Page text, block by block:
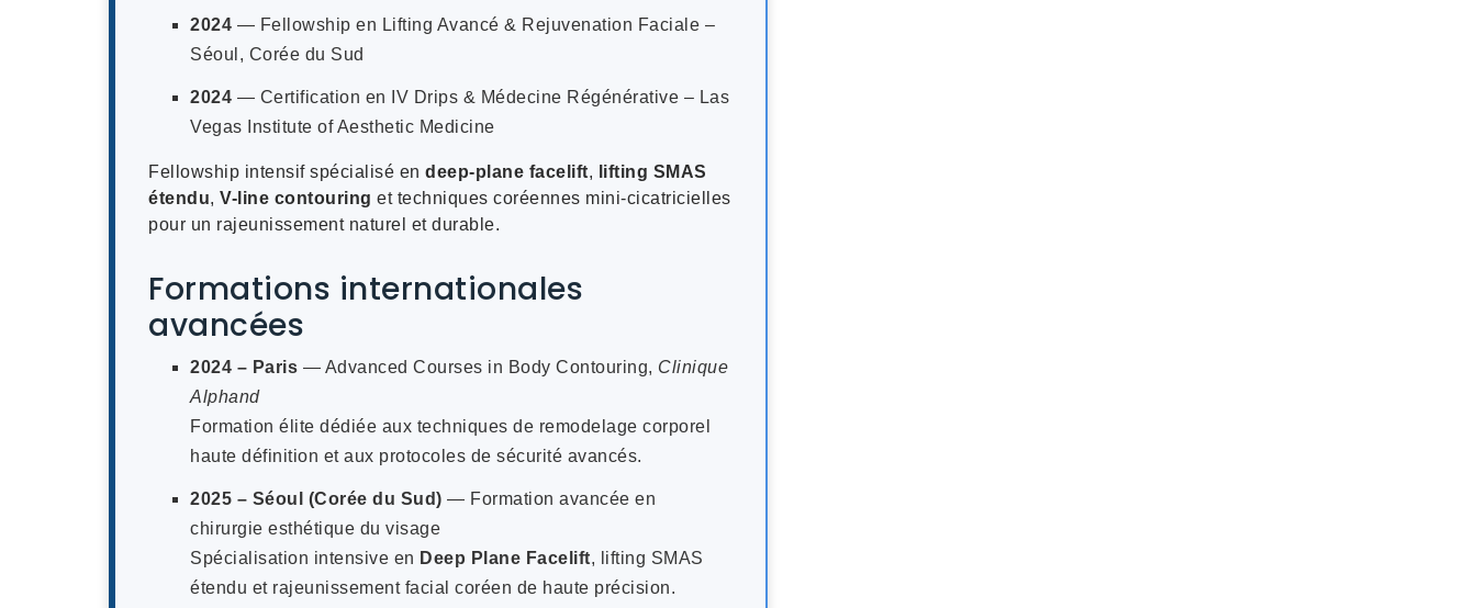
2024 — Fellowship en Lifting Avancé & Rejuvenation Faciale –
Séoul, Corée du Sud
2024 — Certification en IV Drips & Médecine Régénérative – Las
Vegas Institute of Aesthetic Medicine
Fellowship intensif spécialisé en deep-plane facelift,
lifting SMAS
étendu, V-line contouring et techniques coréennes mini-cicatricielles
pour un rajeunissement naturel et durable.
Formations internationales
avancées
2024 – Paris — Advanced Courses in Body Contouring, Clinique
Alphand
Formation élite dédiée aux techniques de remodelage corporel
haute définition et aux protocoles de sécurité avancés.
2025 – Séoul (Corée du Sud) — Formation avancée en
chirurgie esthétique du visage
Spécialisation intensive en Deep Plane Facelift, lifting SMAS
étendu et rajeunissement facial coréen de haute précision.